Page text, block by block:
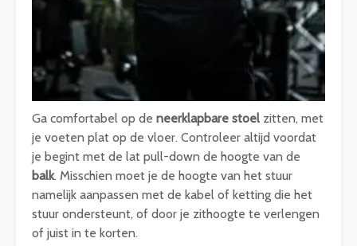
Ga comfortabel op de neerklapbare stoel zitten, met
je voeten plat op de vloer. Controleer altijd voordat
je begint met de lat pull-down de hoogte van de
balk. Misschien moet je de hoogte van het stuur
namelijk aanpassen met de kabel of ketting die het
stuur ondersteunt, of door je zithoogte te verlengen
of juist in te korten.